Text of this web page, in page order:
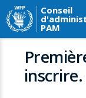
Conseil
PAM
inscrire.